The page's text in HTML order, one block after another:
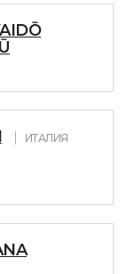
ИТАЛИЯ